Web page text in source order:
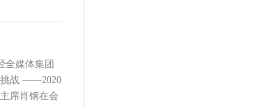
全媒体集团
挑战 ——2020
席肖钢在会